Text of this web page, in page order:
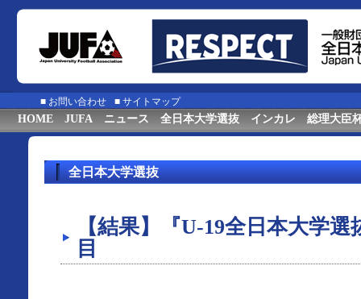
■ お問い合わせ ■ サイトマップ
HOME JUFA ニュース 全日本大学選抜 インカレ 総理大臣
全日本大学選抜
【結果】『U-19全日本大学
目